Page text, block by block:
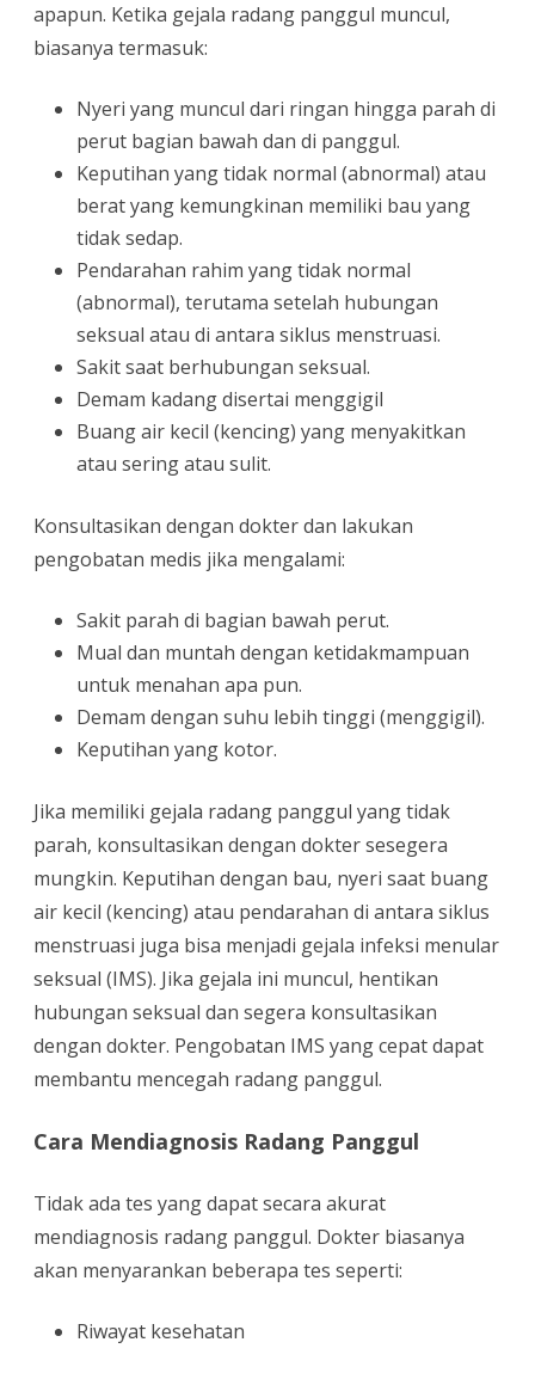
apapun. Ketika gejala radang panggul muncul,
biasanya termasuk:
Nyeri yang muncul dari ringan hingga parah di
perut bagian bawah dan di panggul.
Keputihan yang tidak normal (abnormal) atau
berat yang kemungkinan memiliki bau yang
tidak sedap.
Pendarahan rahim yang tidak normal
(abnormal), terutama setelah hubungan
seksual atau di antara siklus menstruasi.
Sakit saat berhubungan seksual.
Demam kadang disertai menggigil
Buang air kecil (kencing) yang menyakitkan
atau sering atau sulit.
Konsultasikan dengan dokter dan lakukan
pengobatan medis jika mengalami:
Sakit parah di bagian bawah perut.
Mual dan muntah dengan ketidakmampuan
untuk menahan apa pun.
Demam dengan suhu lebih tinggi (menggigil).
Keputihan yang kotor.
Jika memiliki gejala radang panggul yang tidak
parah, konsultasikan dengan dokter sesegera
mungkin. Keputihan dengan bau, nyeri saat buang
air kecil (kencing) atau pendarahan di antara siklus
menstruasi juga bisa menjadi gejala infeksi menular
seksual (IMS). Jika gejala ini muncul, hentikan
hubungan seksual dan segera konsultasikan
dengan dokter. Pengobatan IMS yang cepat dapat
membantu mencegah radang panggul.
Cara Mendiagnosis Radang Panggul
Tidak ada tes yang dapat secara akurat
mendiagnosis radang panggul. Dokter biasanya
akan menyarankan beberapa tes seperti:
Riwayat kesehatan